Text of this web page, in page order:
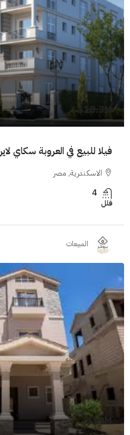
18.3M$
فيلا للبيع في العروبة سكاي لاين
الاسكندرية, مصر
4
فلل
المبيعات
19M$